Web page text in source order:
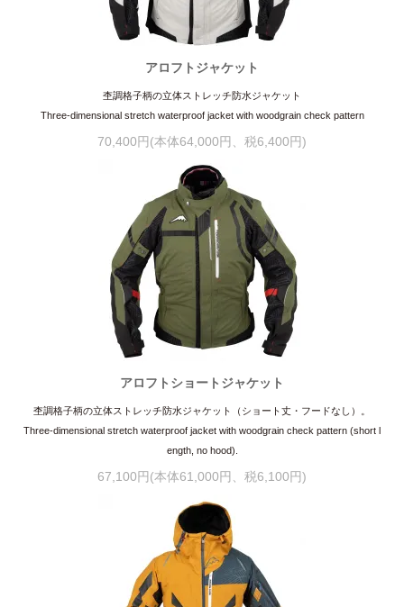
アロフトジャケット
杢調格子柄の立体ストレッチ防水ジャケット
Three-dimensional stretch waterproof jacket with woodgrain check pattern
70,400円(本体64,000円、税6,400円)
アロフトショートジャケット
杢調格子柄の立体ストレッチ防水ジャケット（ショート丈・フードなし）。
Three-dimensional stretch waterproof jacket with woodgrain check pattern (short l
ength, no hood).
67,100円(本体61,000円、税6,100円)